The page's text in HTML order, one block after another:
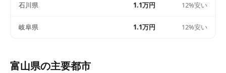
石川県 1.1万円 12%安い
岐阜県 1.1万円 12%安い
富山県の主要都市